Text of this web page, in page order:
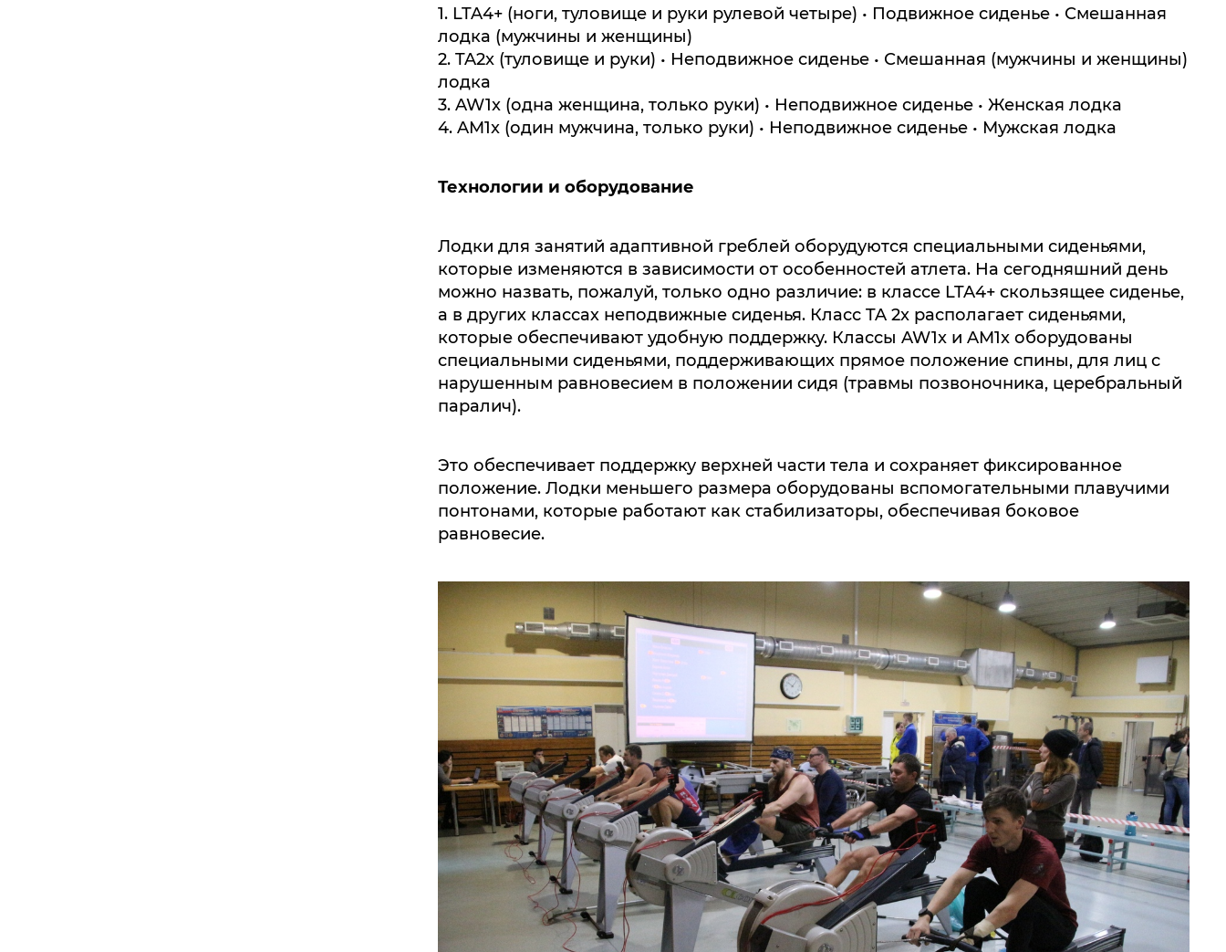
1. LTA4+ (ноги, туловище и руки рулевой четыре) • Подвижное сиденье • Смешанная
лодка (мужчины и женщины)
2. TA2x (туловище и руки) • Неподвижное сиденье • Смешанная (мужчины и женщины)
лодка
3. AW1x (одна женщина, только руки) • Неподвижное сиденье • Женская лодка
4. AM1x (один мужчина, только руки) • Неподвижное сиденье • Мужская лодка
Технологии и оборудование
Лодки для занятий адаптивной греблей оборудуются специальными сиденьями,
которые изменяются в зависимости от особенностей атлета. На сегодняшний день
можно назвать, пожалуй, только одно различие: в классе LTA4+ скользящее сиденье,
а в других классах неподвижные сиденья. Класс TA 2x располагает сиденьями,
которые обеспечивают удобную поддержку. Классы AW1x и AM1x оборудованы
специальными сиденьями, поддерживающих прямое положение спины, для лиц с
нарушенным равновесием в положении сидя (травмы позвоночника, церебральный
паралич).
Это обеспечивает поддержку верхней части тела и сохраняет фиксированное
положение. Лодки меньшего размера оборудованы вспомогательными плавучими
понтонами, которые работают как стабилизаторы, обеспечивая боковое
равновесие.